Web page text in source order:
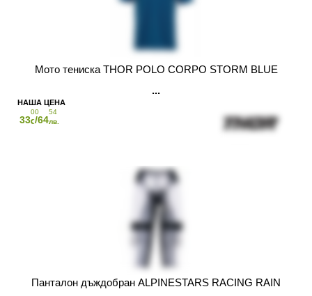
Мото тениска THOR POLO CORPO STORM BLUE
33
00
€/64
54
лв.
Панталон дъждобран ALPINESTARS RACING RAIN